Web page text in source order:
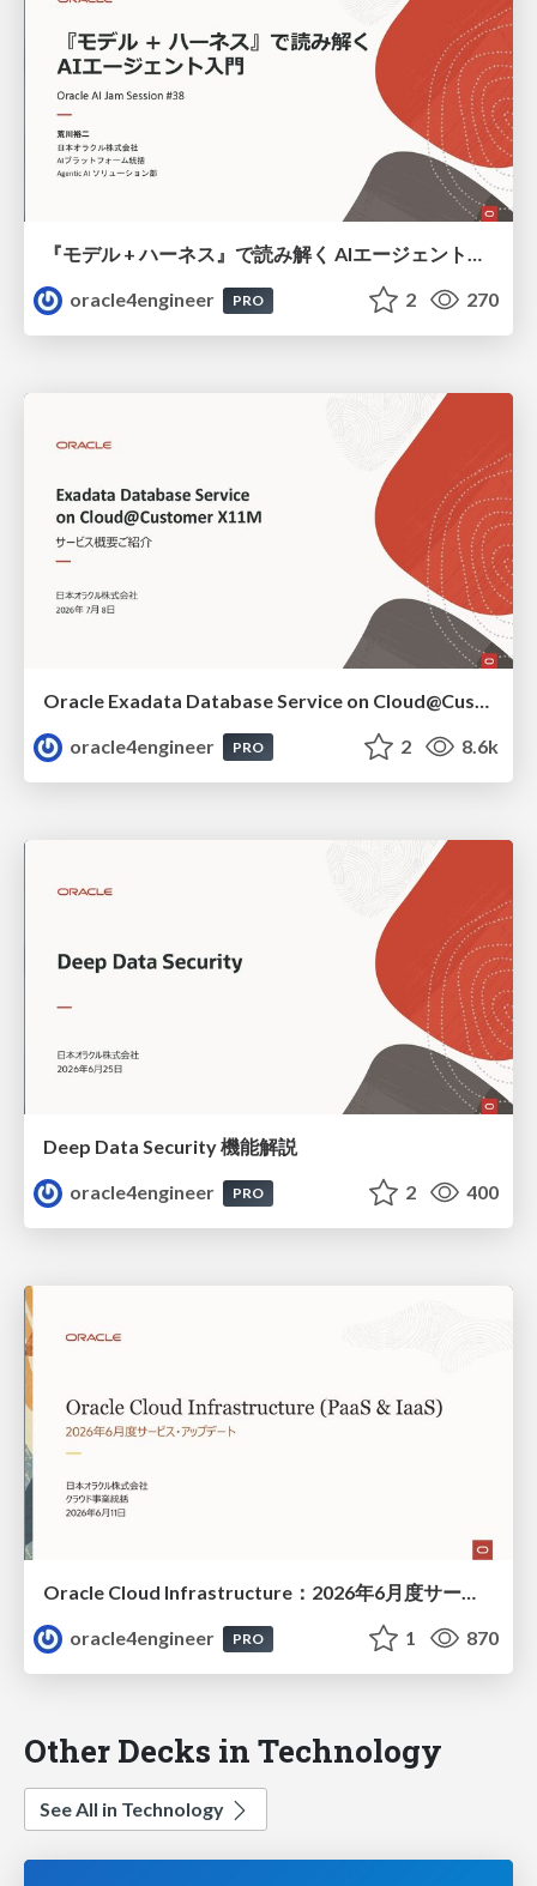
『モデル + ハーネス』で読み解く AIエージェント入門
oracle4engineer
PRO 2 270
oracle4engineer
PRO 2 8.6k
Deep Data Security 機能解説
oracle4engineer
PRO 2 400
Oracle Cloud Infrastructure：2026年6月度サービス・アップデート
oracle4engineer
PRO 1 870
Other Decks in Technology
See All in Technology